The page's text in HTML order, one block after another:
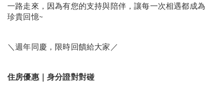
一路走來，因為有您的支持與陪伴，讓每一次相遇都成為
珍貴回憶~
＼週年同慶，限時回饋給大家／
住房優惠｜身分證對對碰